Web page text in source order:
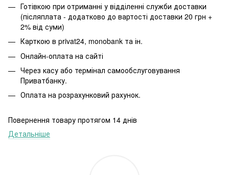
Готівкою при отриманні у відділенні служби доставки
(післяплата - додатково до вартості доставки 20 грн +
2% від суми)
Карткою в privat24, monobank та ін.
Онлайн-оплата на сайті
Через касу або термінал самообслуговування
Приватбанку.
Оплата на розрахунковий рахунок.
Повернення товару протягом 14 днів
Детальніше